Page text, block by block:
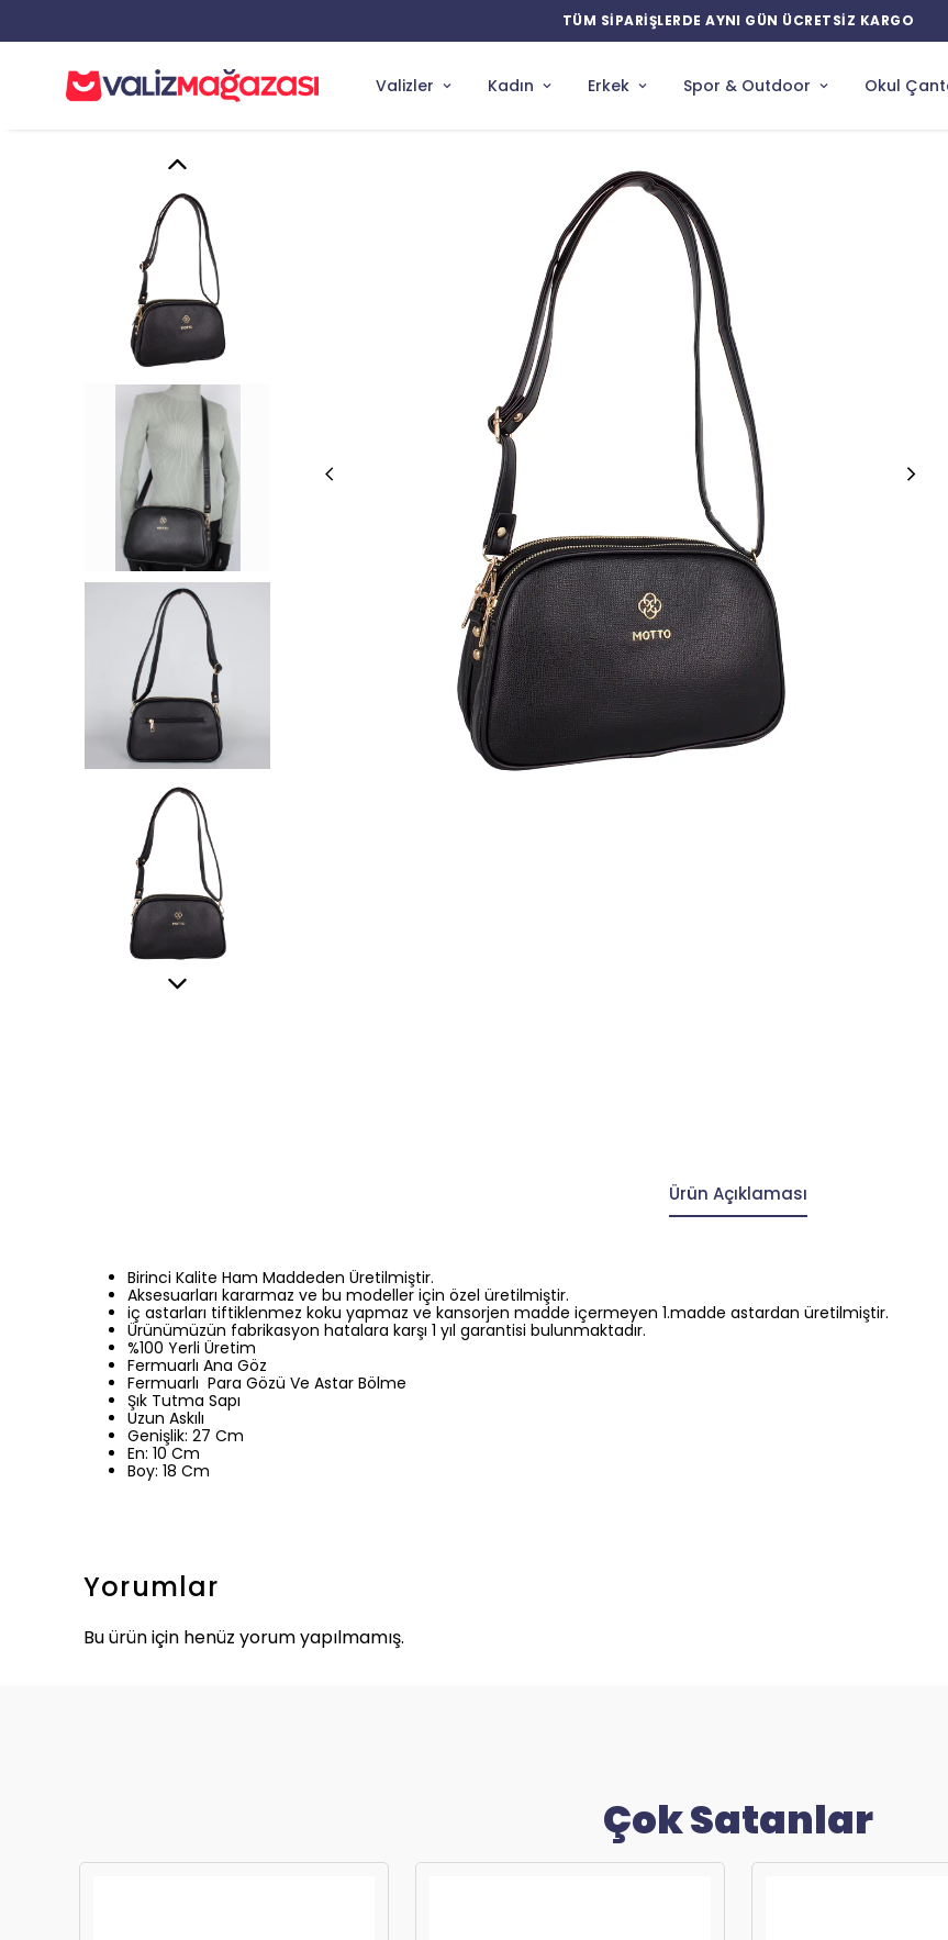
YENİ ÜRÜNLERDE ÖZEL İNDİRİMLER
Valizler Kadın Erkek Spor & Outdoor Okul
Ürün Açıklaması
Birinci Kalite Ham Maddeden Üretilmiştir.
Aksesuarları kararmaz ve bu modeller için özel üretilmiştir.
iç astarları tiftiklenmez koku yapmaz ve kansorjen madde içermeyen 1.madde astardan üretilmiştir.
Ürünümüzün fabrikasyon hatalara karşı 1 yıl garantisi bulunmaktadır.
%100 Yerli Üretim
Fermuarlı Ana Göz
Fermuarlı Para Gözü Ve Astar Bölme
Şık Tutma Sapı
Uzun Askılı
Genişlik: 27 Cm
En: 10 Cm
Boy: 18 Cm
Yorumlar
Bu ürün için henüz yorum yapılmamış.
Çok Satanlar